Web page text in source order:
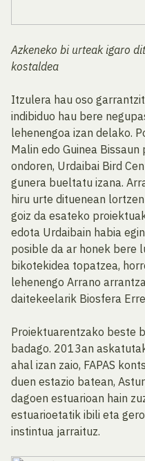
Azkeneko bi urteak igaro
kostaldea
Itzulera hau oso
indibiduo hau bere
lehenengoa izan delako.
Malin edo Guinea
ondoren, Urdaibai Bird
gunera bueltatu izana.
hiru urte dituenean
goiz da esateko
edota Urdaibain habia
posible da ar honek bere
bikotekidea topatzea,
lehenengo Arrano
daitekeelarik Biosfera
Proiektuarentzako beste
badago. 2013an
ahal izan zaio, FAPAS
duen estazio batean,
dagoen estuarioan hain
estuarioetatik ibili eta
instintua jarraituz.